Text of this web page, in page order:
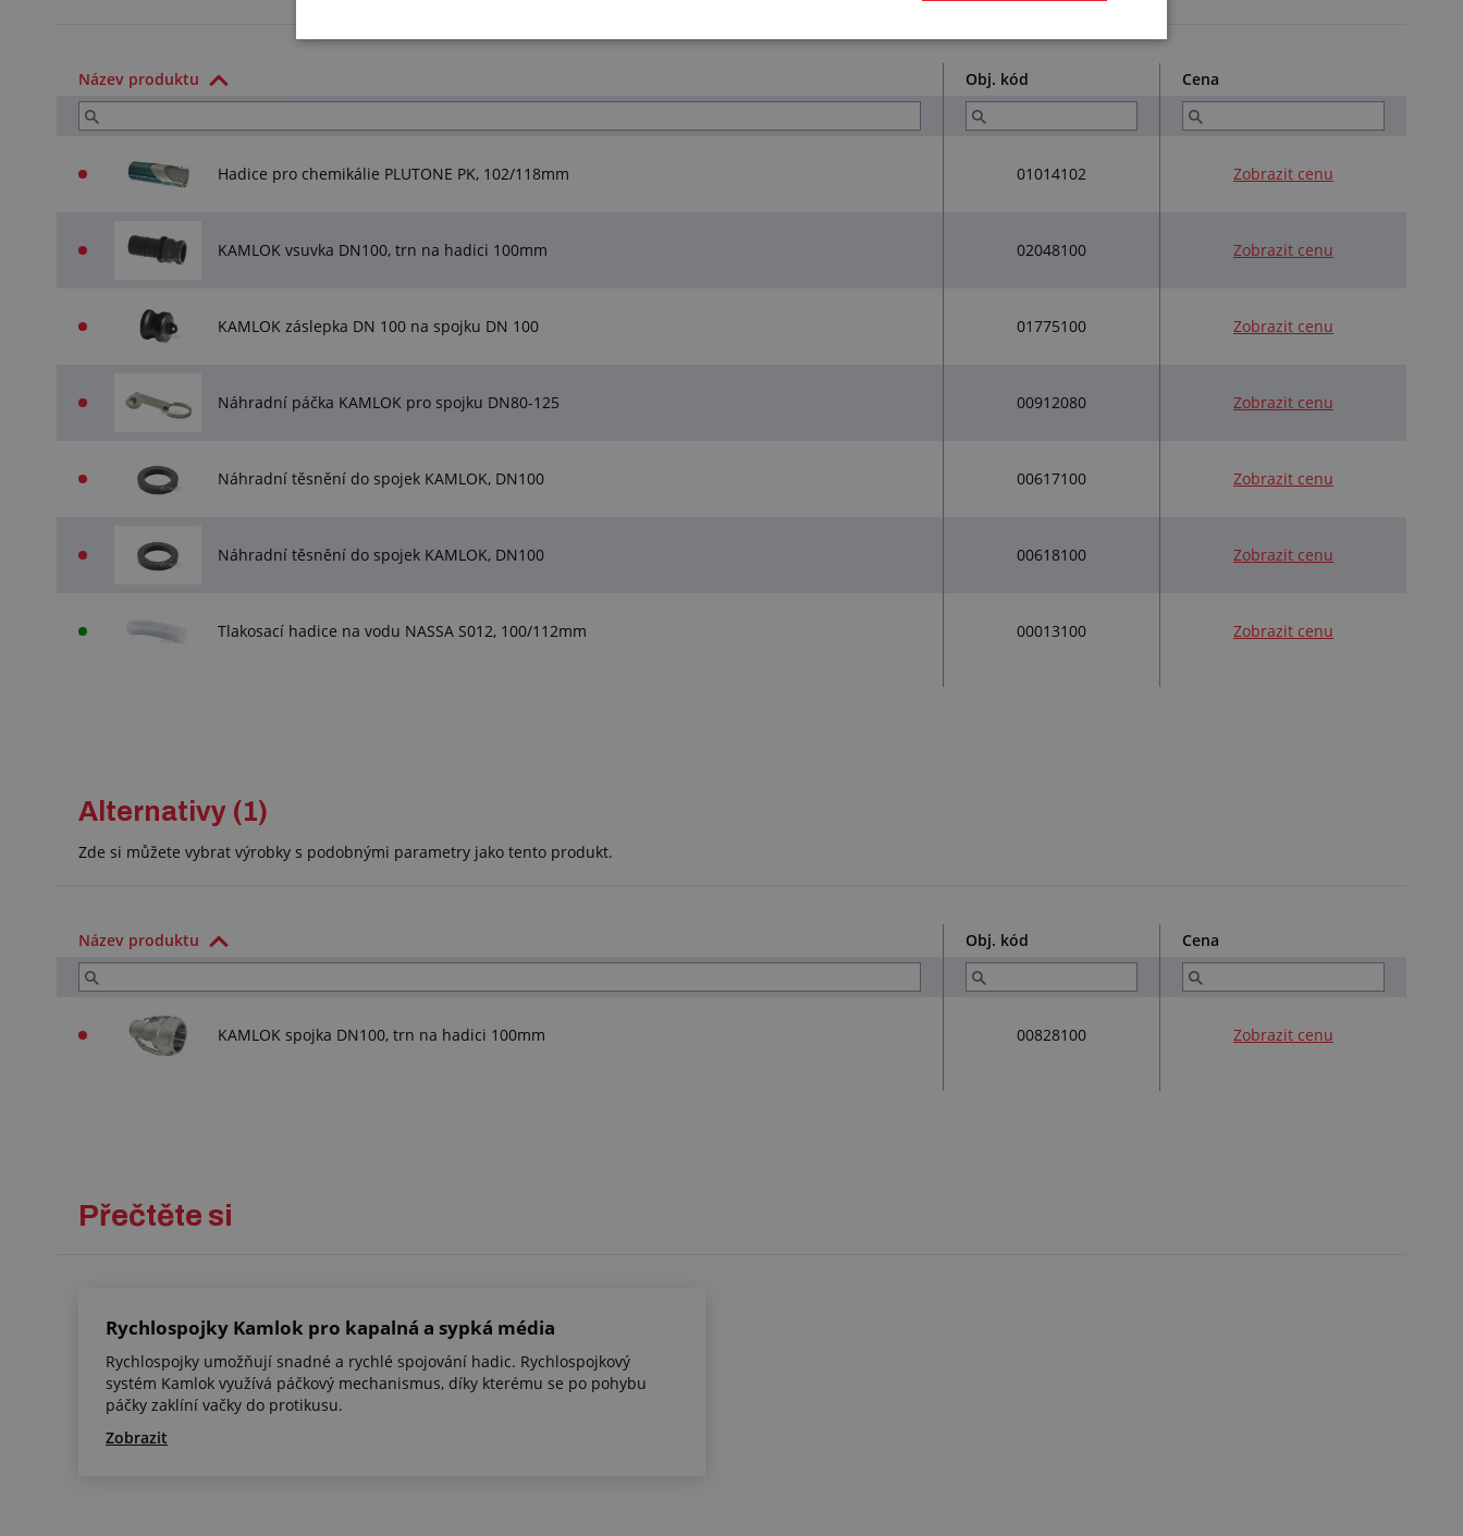
Název produktu Obj. kód Cena
Hadice pro chemikálie PLUTONE PK, 102/118mm 01014102 Zobrazit cenu
KAMLOK vsuvka DN100, trn na hadici 100mm 02048100 Zobrazit cenu
KAMLOK záslepka DN 100 na spojku DN 100 01775100 Zobrazit cenu
Náhradní páčka KAMLOK pro spojku DN80-125 00912080 Zobrazit cenu
Náhradní těsnění do spojek KAMLOK, DN100 00617100 Zobrazit cenu
Náhradní těsnění do spojek KAMLOK, DN100 00618100 Zobrazit cenu
Tlakosací hadice na vodu NASSA S012, 100/112mm 00013100 Zobrazit cenu
Alternativy (1)
Zde si můžete vybrat výrobky s podobnými parametry jako tento produkt.
Název produktu Obj. kód Cena
KAMLOK spojka DN100, trn na hadici 100mm 00828100 Zobrazit cenu
Přečtěte si
Rychlospojky Kamlok pro kapalná a sypká média
Rychlospojky umožňují snadné a rychlé spojování hadic. Rychlospojkový
systém Kamlok využívá páčkový mechanismus, díky kterému se po pohybu
páčky zaklíní vačky do protikusu.
Zobrazit